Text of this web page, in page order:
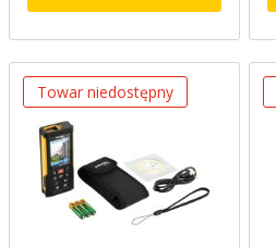
Towar niedostępny